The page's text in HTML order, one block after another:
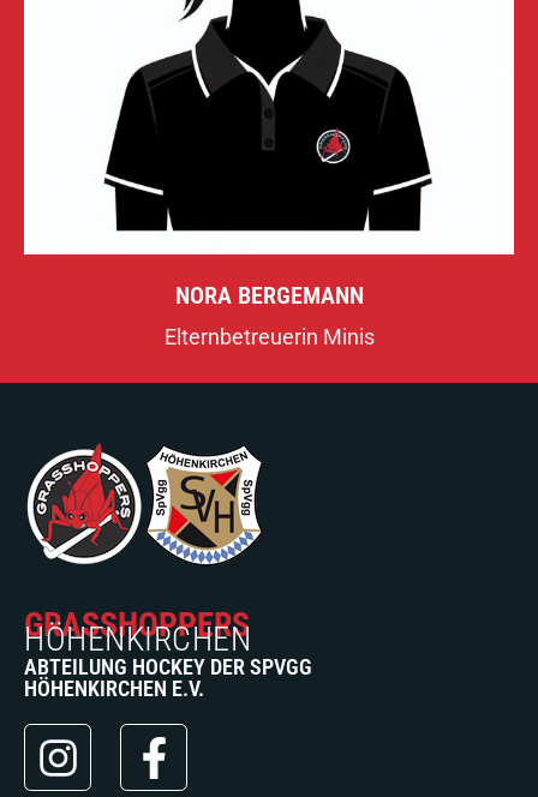
NORA BERGEMANN
Elternbetreuerin Minis
GRASSHOPPERS
HÖHENKIRCHEN
ABTEILUNG HOCKEY DER SPVGG
HÖHENKIRCHEN E.V.